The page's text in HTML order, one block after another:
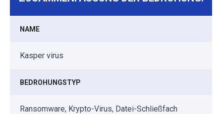
NAME
Kasper virus
BEDROHUNGSTYP
Ransomware, Krypto-Virus, Datei-Schließfach